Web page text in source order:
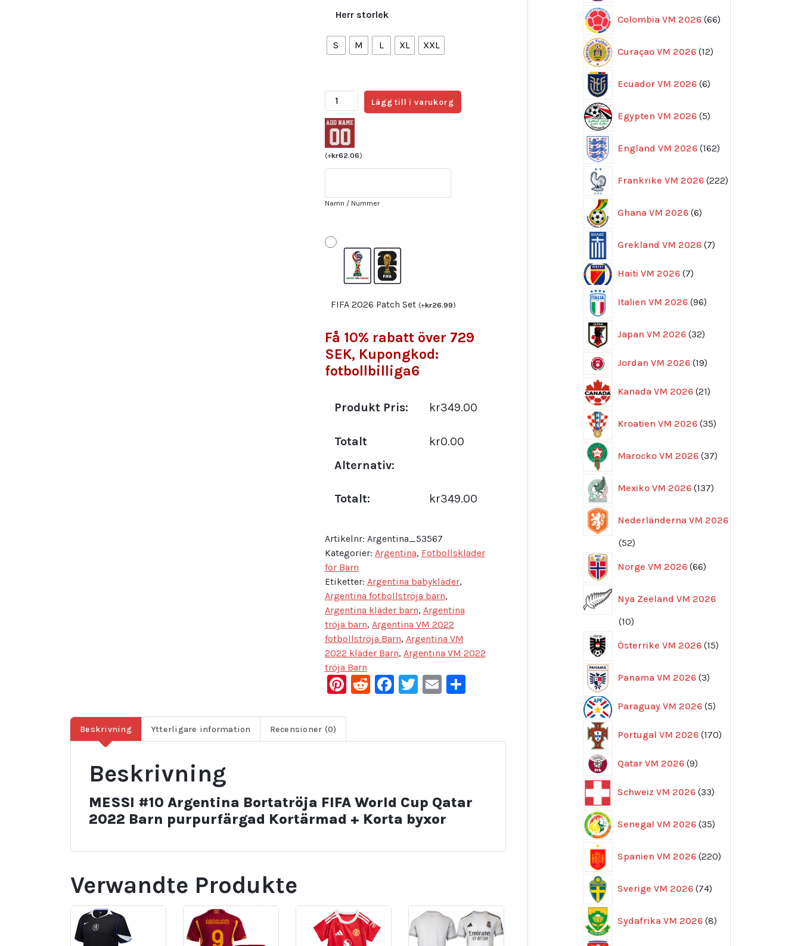
Herr storlek
S M L XL XXL
MESSI
#10
Argentina
Bortatröja
FIFA
World
Qatar
purpurfärgad
Kortärmad
Korta
mängd
Lägg till i varukorg
(+kr62.06)
Namn / Nummer
FIFA 2026 Patch Set (+kr26.99)
Få 10% rabatt över 729
SEK, Kupongkod:
fotbollbilliga6
Produkt Pris: kr349.00
Totalt
Alternativ:
kr0.00
Totalt: kr349.00
Artikelnr: Argentina_53567
Kategorier: Argentina, Fotbollskläder
för Barn
Etiketter: Argentina babykläder,
Argentina fotbollströja barn,
Argentina kläder barn, Argentina
tröja barn, Argentina VM 2022
fotbollströja Barn, Argentina VM
2022 kläder Barn, Argentina VM 2022
tröja Barn
Pinterest
Reddit
Facebook
Twitter
Email
Dela
Beskrivning Ytterligare information Recensioner (0)
Beskrivning
MESSI #10 Argentina Bortatröja FIFA World Cup Qatar
2022 Barn purpurfärgad Kortärmad + Korta byxor
Verwandte Produkte
Colombia VM 2026 66
produkter
Curaçao VM 2026 12
produkter
Ecuador VM 2026 6
produkter
Egypten VM 2026 5
produkter
England VM 2026 162
produkter
Frankrike VM 2026 222
produkter
Ghana VM 2026 6
produkter
Grekland VM 2026 7
produkter
Haiti VM 2026 77
Italien VM 2026 96
produkter
Japan VM 2026 32
produkter
Jordan VM 2026 1919
Kanada VM 2026 21
produkter
Kroatien VM 2026 35
produkter
Marocko VM 2026 37
produkter
Mexiko VM 2026 137
produkter
Nederländerna VM 2026
5252
Norge VM 2026 66
produkter
Nya Zeeland VM 2026
1010
Österrike VM 2026 15
produkter
Panama VM 2026 3
produkter
Paraguay VM 2026 55
Portugal VM 2026 170
produkter
Qatar VM 2026 99
Schweiz VM 2026 33
produkter
Senegal VM 2026 35
produkter
Spanien VM 2026 220
produkter
Sverige VM 2026 74
produkter
Sydafrika VM 2026 8
produkter